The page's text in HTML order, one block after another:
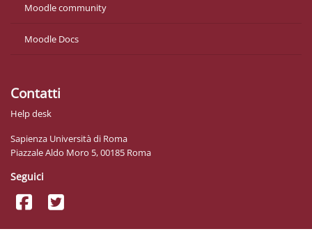
Moodle community
Moodle Docs
Contatti
Help desk
Sapienza Università di Roma
Piazzale Aldo Moro 5, 00185 Roma
Seguici